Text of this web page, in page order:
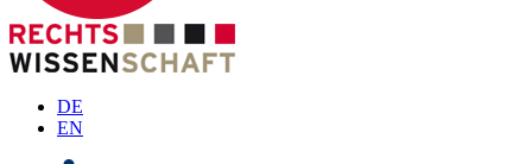
DE
EN